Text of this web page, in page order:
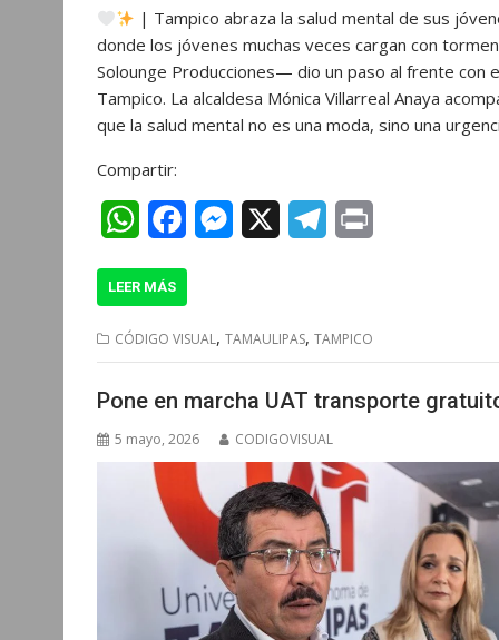
a
t
s
p
c
e
b
s
s
e
l
e
g
m
i
n
t
| Tampico abraza la salud mental de sus
donde los jóvenes muchas veces cargan con
Solounge Producciones— dio un paso al frente con
Tampico. La alcaldesa Mónica Villarreal Anaya
que la salud mental no es una moda, sino una
Compartir:
W
a
t
s
A
p
e
b
o
o
s
e
n
g
e
r
e
g
r
a
m
t
LEER MÁS
CÓDIGO VISUAL, TAMAULIPAS, TAMPICO
Pone en marcha UAT transporte
5 mayo, 2026 CODIGOVISUAL